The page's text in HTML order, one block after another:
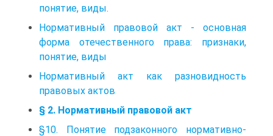
понятие, виды.
Нормативный правовой акт - основная
форма отечественного права: признаки,
понятие, виды
Нормативный акт как разновидность
правовых актов
§ 2. Нормативный правовой акт
§10. Понятие подзаконного нормативно-